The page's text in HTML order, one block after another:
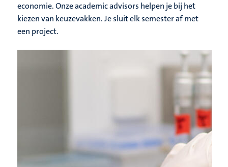
economie. Onze academic advisors helpen je bij het
kiezen van keuzevakken. Je sluit elk semester af met
een project.